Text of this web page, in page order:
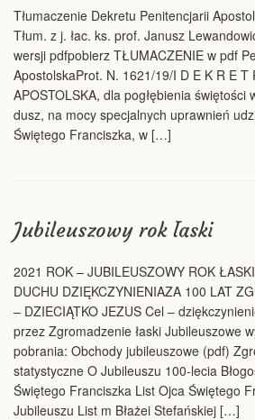
Tłumaczenie Dekretu Penitencjarii
Tłum. z j. łac. ks. prof. Janusz
wersji pdfpobierz TŁUMACZENIE w pdf
ApostolskaProt. N. 1621/19/I D E K R E T
APOSTOLSKA, dla pogłębienia świętości
dusz, na mocy specjalnych uprawnień
Świętego Franciszka, w […]
Jubileuszowy rok łaski
2021 ROK – JUBILEUSZOWY ROK
DUCHU DZIĘKCZYNIENIAZA 100 LAT
– DZIECIĄTKO JEZUS Cel –
przez Zgromadzenie łaski Jubileuszowe
pobrania: Obchody jubileuszowe (pdf)
statystyczne O Jubileuszu 100-lecia
Świętego Franciszka List Ojca Świętego
Jubileuszu List m Błażei Stefańskiej […]